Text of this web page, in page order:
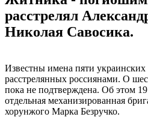
расстрелял
Николая Савосика.
Известны имена пяти
расстрелянных россиянами. О
пока не подтверждена. Об этом
отдельная механизированная
хорунжого Марка Безручко.